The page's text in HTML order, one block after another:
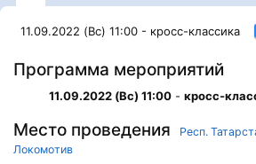
11.09.2022 (Вс) 11:00 - кросс-классика
Программа мероприятий
11.09.2022 (Вс) 11:00 - кросс-
Место проведения Респ.
Локомотив